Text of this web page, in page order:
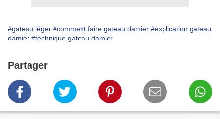
#gateau léger #comment faire gateau damier #explication gateau
damier #technique gateau damier
Partager